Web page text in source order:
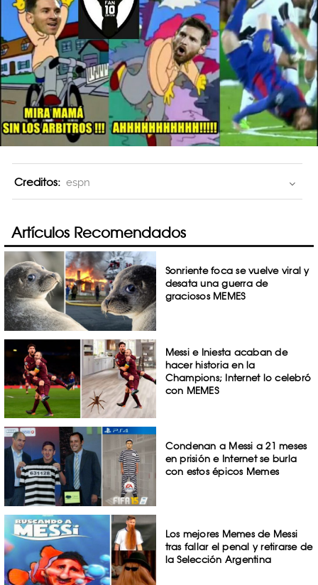
Creditos: espn
Artículos Recomendados
Sonriente foca se vuelve viral y
desata una guerra de
graciosos MEMES
Messi e Iniesta acaban de
hacer historia en la
Champions; Internet lo celebró
con MEMES
Condenan a Messi a 21 meses
en prisión e Internet se burla
con estos épicos Memes
Los mejores Memes de Messi
tras fallar el penal y retirarse de
la Selección Argentina